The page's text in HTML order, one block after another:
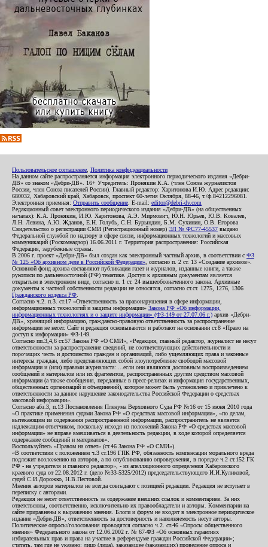
Пользовательское соглашение Политика конфиденциальности
На данном сайте распространяется информация электронного периодического издания «Дебри-
ДВ» со знаком «Дебри-ДВ». 16+ Учредитель: Пронякин К.А. (член Союза журналистов
России, член Союза писателей России). Главный редактор: Харитонова И.Ю. Адрес редакции:
680032, Хабаровский край, Хабаровск, проспект 60-летия Октября, 88-46, т./ф.84212296081.
Электронная приемная: Отправить сообщение . E-mail: editor@debri-dv.com
Редакционный совет электронного периодического издания «Дебри-ДВ» (на общественных
началах): К.А. Пронякин, И.Ю. Харитонова, А.Э. Мирмович, Ю.Н. Юрьев, Ю.В. Ковалев,
Л.Н. Левина, А.Ю. Жданов, Е.Н. Голубь, С.Н. Бурындин, Б.М. Сухинин, О.В. Егорова
Свидетельство о регистрации СМИ (Регистрационный номер) ЭЛ № ФС77-45537 выдано
Федеральной службой по надзору в сфере связи, информационных технологий и массовых
коммуникаций (Роскомнадзор) 16.06.2011 г. Территория распространения: Российская
Федерация, зарубежные страны.
В 2006 г. проект «Дебри-ДВ» был создан как электронный частный архив, в соответствии с ФЗ
№ 125 «Об архивном деле в Российской Федерации» , согласно п. 2 ст. 13 «Создание архивов».
Основной фонд архива составляют публикации газет и журналов, изданные книги, а также
рукописи по дальневосточной (РФ) тематике. Доступ к архивным документам является
открытым в электронном виде, согласно п. 1 ст. 24 вышеобозначенного закона. Архивные
документы к частной собственности редакции не относятся, согласно ст.ст. 1275, 1276, 1306
Гражданского кодекса РФ
Согласно ч.2. п.3. ст.17 «Ответственность за правонарушения в сфере информации,
информационных технологий и защиты информации» Закона РФ «Об информации,
информационных технологиях и о защите информации» (ФЗ-149 от 27.07.06 г.) архив «Дебри-
ДВ», хранящий информацию, гражданско-правовую ответственность за распространение
информации не несет. Сайт и редакция основываются и работают на основании ст.8 «Право на
доступ к информации» ФЗ-149.
Согласно пп.3,4,6 ст.57 Закона РФ «О СМИ», «Редакция, главный редактор, журналист не несут
ответственности за распространение сведений, не соответствующих действительности и
порочащих честь и достоинство граждан и организаций, либо ущемляющих права и законные
интересы граждан, либо представляющих собой злоупотребление свободой массовой
информации и (или) правами журналиста: ...если они являются дословным воспроизведением
сообщений и материалов или их фрагментов, распространенных другим средством массовой
информации (а также сообщения, переданные в пресс-релизах и информация государственных,
общественных организаций и объединений), которое может быть установлено и привлечено к
ответственности за данное нарушение законодательства Российской Федерации о средствах
массовой информации».
Согласно абз.3, п.13 Постановления Пленума Верховного Суда РФ №16 от 15 июня 2010 года
«О практике применения судами Закона РФ «О средствах массовой информации», «по делам,
вытекающим из содержания распространенной информации, распространитель не является
надлежащим ответчиком, поскольку исходя из положений Закона РФ «О средствах массовой
информации» не вправе вмешиваться в деятельность редакции, в ходе которой определяется
содержание сообщений и материалов».
Воспользуйтесь «Правом на ответ» (ст.46 Закона РФ «О СМИ»).
«В соответствии с положением ч.3 ст.196 ГПК РФ, обязанность компенсации морального вреда
подлежит возложению на авторов, а по опубликованию опровержения, в порядке ч.2 ст.152 ГК
РФ - на учредителя и главного редактор», - из апелляционного определения Хабаровского
краевого суда от 22.08.2012 г. (дело №33-5325/2012) председательствующего И.И.Куликовой,
судей С.И.Дорожко, Н.В.Пестовой.
Мнения авторов материалов не всегда совпадают с позицией редакции. Редакция не вступает в
переписку с авторами.
Редакция не несет ответственность за содержание внешних ссылок и комментариев. За них
ответственны, соответственно, исключительно их правообладатели и авторы. Комментарии на
сайте приравнены к выражению мнения. Блоги и форум не входят в электронное периодическое
издание «Дебри-ДВ», ответственность за достоверность и наполняемость несут авторы.
Политические опросы/голосования проводятся согласно ч.2. ст.46 «Опросы общественного
мнения» Федерального закона от 12.06.2002 г. № 67-ФЗ «Об основных гарантиях
избирательных прав и права на участие в референдуме граждан Российской Федерации»;
считать, там где не указано: лицо (лица), заказавшее (заказавших) проведение опроса и